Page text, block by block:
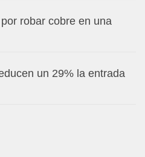
robar cobre en una
un 29% la entrada